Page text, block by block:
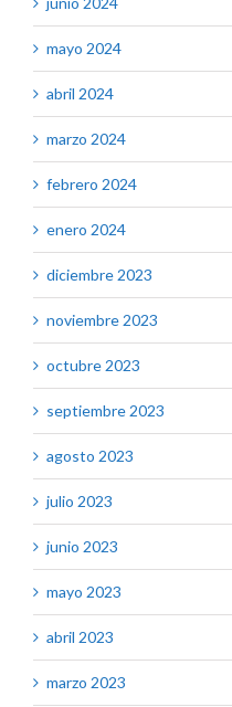
mayo 2024
abril 2024
marzo 2024
febrero 2024
enero 2024
diciembre 2023
noviembre 2023
octubre 2023
septiembre 2023
agosto 2023
julio 2023
junio 2023
mayo 2023
abril 2023
marzo 2023